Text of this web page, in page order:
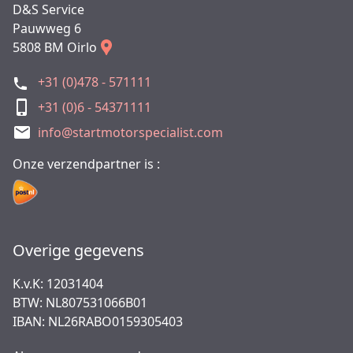
D&S Service
Pauwweg 6
5808 BM Oirlo
+31 (0)478 - 571111
+31 (0)6 - 54371111
info@startmotorspecialist.com
Onze verzendpartner is :
Overige gegevens
K.v.K: 12031404
BTW: NL807531066B01
IBAN: NL26RABO0159305403